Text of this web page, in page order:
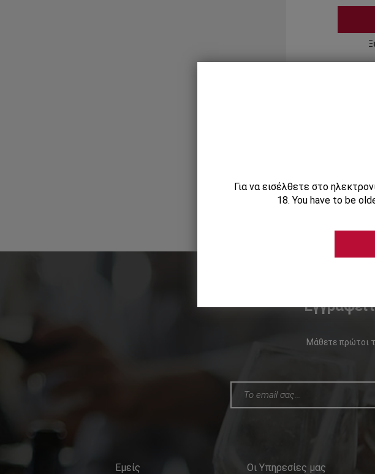
Μάθετε πρώτοι
Εμείς
Οι Υπηρεσίες μας
Για να εισέλθετε στο
18. You have to be